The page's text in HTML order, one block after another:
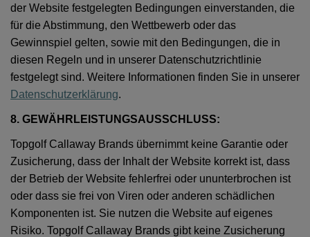
der Website festgelegten Bedingungen einverstanden, die
für die Abstimmung, den Wettbewerb oder das
Gewinnspiel gelten, sowie mit den Bedingungen, die in
diesen Regeln und in unserer Datenschutzrichtlinie
festgelegt sind. Weitere Informationen finden Sie in unserer
Datenschutzerklärung.
8. GEWÄHRLEISTUNGSAUSSCHLUSS:
Topgolf Callaway Brands übernimmt keine Garantie oder
Zusicherung, dass der Inhalt der Website korrekt ist, dass
der Betrieb der Website fehlerfrei oder ununterbrochen ist
oder dass sie frei von Viren oder anderen schädlichen
Komponenten ist. Sie nutzen die Website auf eigenes
Risiko. Topgolf Callaway Brands gibt keine Zusicherung